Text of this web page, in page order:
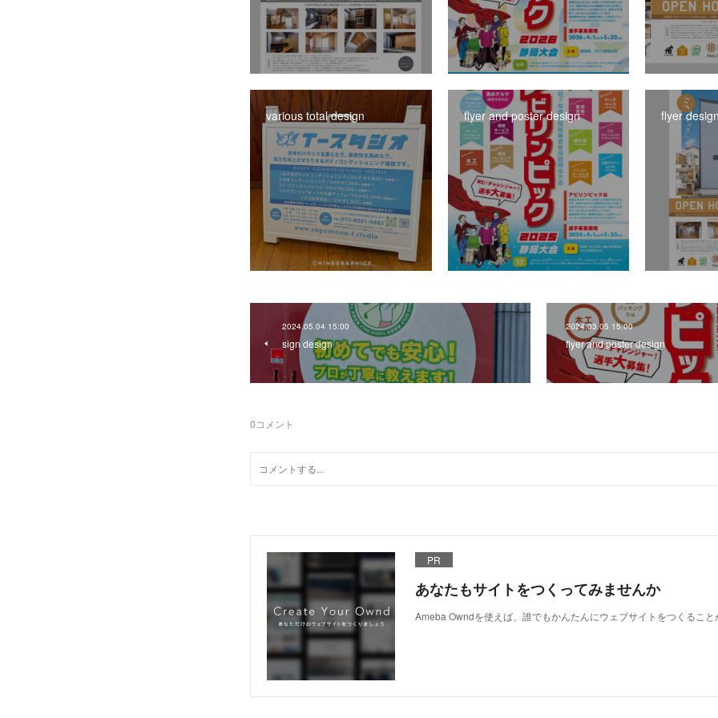
various total design flyer and poster design flyer
2024.05.04 15:00
sign design
2024.03.05 15:00
flyer and poster design
0コメント
PR
あなたもサイトをつくってみませんか
Ameba Owndを使えば、誰でもかんたんにウェブサイトをつくること